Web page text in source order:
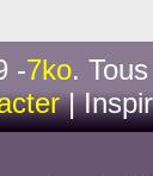
-7ko.
|